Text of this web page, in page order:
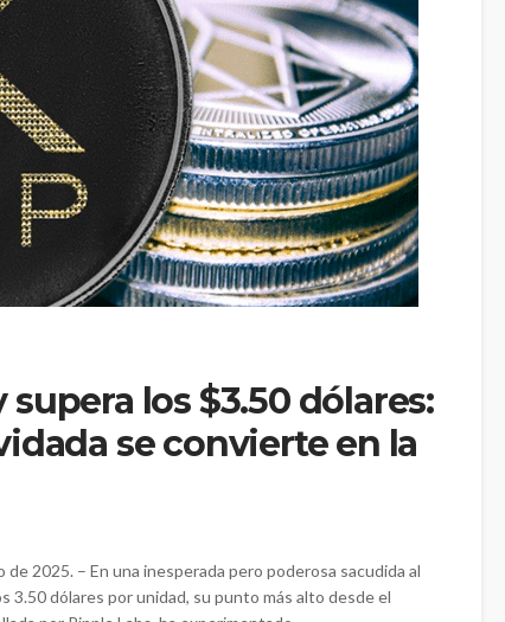
los $3.50 dólares:
se convierte en la
2025. – En una inesperada pero poderosa sacudida al
3.50 dólares por unidad, su punto más alto desde el